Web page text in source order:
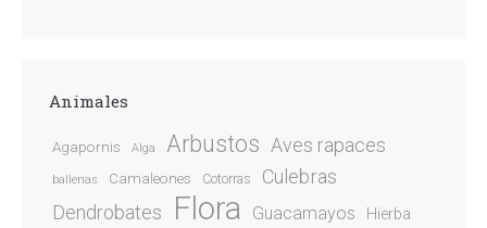
Animales
Agapornis Alga Arbustos Aves rapaces
ballenas Camaleones Cotorras Culebras
Dendrobates Flora Guacamayos Hierba